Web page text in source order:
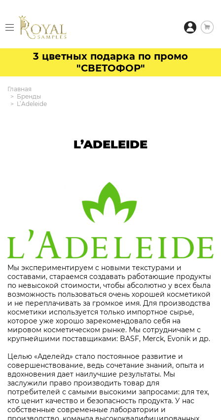
3 цветных подарка по промо
"СВЕТОФОР"
Главная
Бренды
L’Adeleide
L’ADELEIDE
Мы экспериментируем с новыми текстурами и
составами, стараемся создавать работающие продукты
по невысокой стоимости, чтобы абсолютно у всех была
возможность пользоваться очень хорошей косметикой
и не переплачивать за громкое имя. Для производства
косметики используется только импортное сырье,
которое уже хорошо зарекомендовало себя на
мировом косметическом рынке. Мы сотрудничаем с
крупнейшими поставщиками: BASF, Merck, Evonik и др.
Целью «Аделейд» стало постоянное развитие и
совершенствование, ведь сочетание знаний, опыта и
вдохновения дает наилучшие результаты. Мы
заслужили право производить товар для
потребителей с самыми высокими запросами: для тех,
кто ценит качество и безопасность продукта. У нас
собственные современные лаборатории и